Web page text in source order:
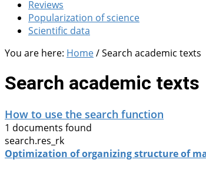
Reviews
Popularization of science
Scientific data
You are here: Home/Search academic texts
Search academic texts
How to use the search function
1 documents found
search.res_rk
Optimization of organizing structure of